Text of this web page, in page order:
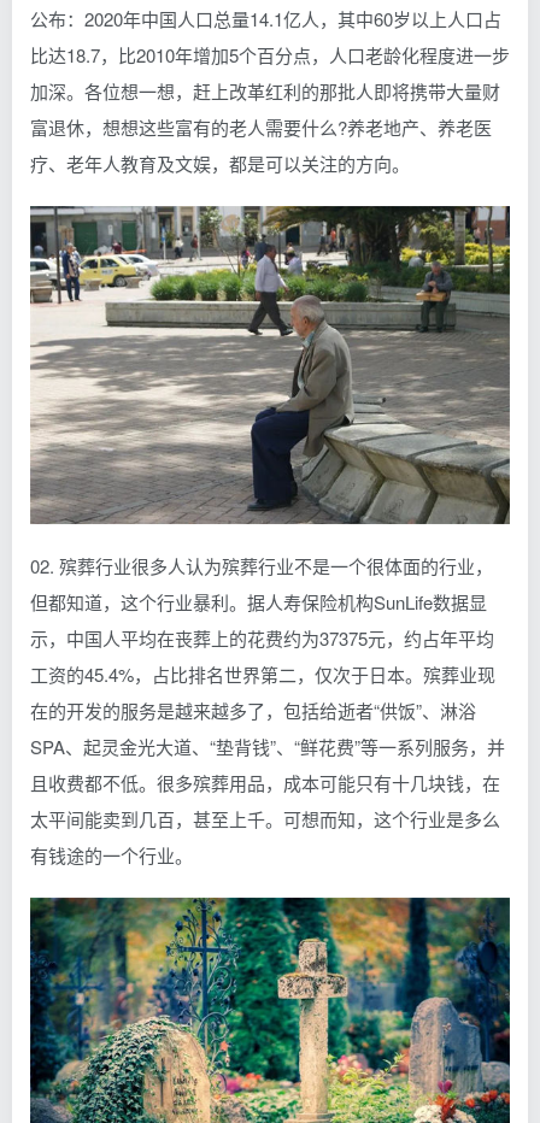
公布：2020年中国人口总量14.1亿人，其中60岁以上人口占
比达18.7，比2010年增加5个百分点，人口老龄化程度进一步
加深。各位想一想，赶上改革红利的那批人即将携带大量财
富退休，想想这些富有的老人需要什么?养老地产、养老医
疗、老年人教育及文娱，都是可以关注的方向。
02. 殡葬行业很多人认为殡葬行业不是一个很体面的行业，
但都知道，这个行业暴利。据人寿保险机构SunLife数据显
示，中国人平均在丧葬上的花费约为37375元，约占年平均
工资的45.4%，占比排名世界第二，仅次于日本。殡葬业现
在的开发的服务是越来越多了，包括给逝者“供饭”、淋浴
SPA、起灵金光大道、“垫背钱”、“鲜花费”等一系列服务，并
且收费都不低。很多殡葬用品，成本可能只有十几块钱，在
太平间能卖到几百，甚至上千。可想而知，这个行业是多么
有钱途的一个行业。